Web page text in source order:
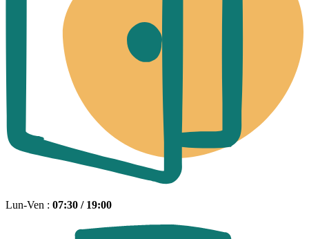
Lun-Ven : 07:30 / 19:00